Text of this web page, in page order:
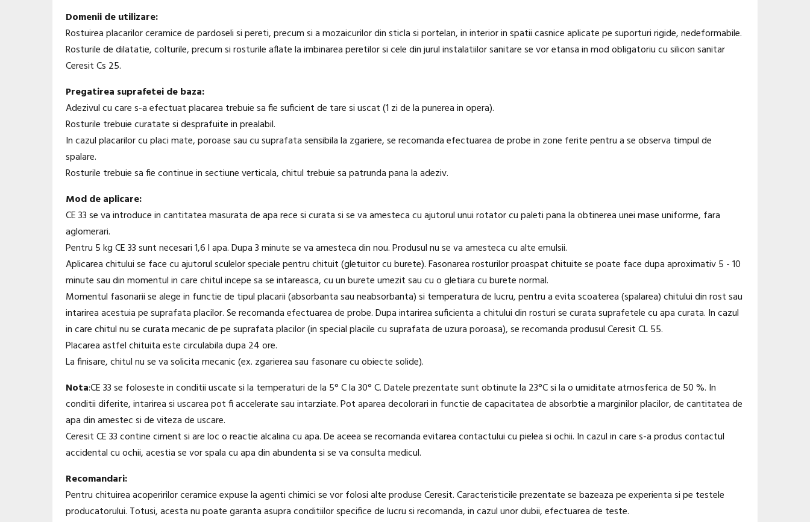
Domenii de utilizare:
Rostuirea placarilor ceramice de pardoseli si pereti, precum si a mozaicurilor din sticla si portelan, in interior in spatii casnice aplicate pe suporturi rigide, nedeformabile.
Rosturile de dilatatie, colturile, precum si rosturile aflate la imbinarea peretilor si cele din jurul instalatiilor sanitare se vor etansa in mod obligatoriu cu silicon sanitar
Ceresit Cs 25.
Pregatirea suprafetei de baza:
Adezivul cu care s-a efectuat placarea trebuie sa fie suficient de tare si uscat (1 zi de la punerea in opera).
Rosturile trebuie curatate si desprafuite in prealabil.
In cazul placarilor cu placi mate, poroase sau cu suprafata sensibila la zgariere, se recomanda efectuarea de probe in zone ferite pentru a se observa timpul de
spalare.
Rosturile trebuie sa fie continue in sectiune verticala, chitul trebuie sa patrunda pana la adeziv.
Mod de aplicare:
CE 33 se va introduce in cantitatea masurata de apa rece si curata si se va amesteca cu ajutorul unui rotator cu paleti pana la obtinerea unei mase uniforme, fara
aglomerari.
Pentru 5 kg CE 33 sunt necesari 1,6 l apa. Dupa 3 minute se va amesteca din nou. Produsul nu se va amesteca cu alte emulsii.
Aplicarea chitului se face cu ajutorul sculelor speciale pentru chituit (gletuitor cu burete). Fasonarea rosturilor proaspat chituite se poate face dupa aproximativ 5 - 10
minute sau din momentul in care chitul incepe sa se intareasca, cu un burete umezit sau cu o gletiara cu burete normal.
Momentul fasonarii se alege in functie de tipul placarii (absorbanta sau neabsorbanta) si temperatura de lucru, pentru a evita scoaterea (spalarea) chitului din rost sau
intarirea acestuia pe suprafata placilor. Se recomanda efectuarea de probe. Dupa intarirea suficienta a chitului din rosturi se curata suprafetele cu apa curata. In cazul
in care chitul nu se curata mecanic de pe suprafata placilor (in special placile cu suprafata de uzura poroasa), se recomanda produsul Ceresit CL 55.
Placarea astfel chituita este circulabila dupa 24 ore.
La finisare, chitul nu se va solicita mecanic (ex. zgarierea sau fasonare cu obiecte solide).
Nota:CE 33 se foloseste in conditii uscate si la temperaturi de la 5° C la 30° C. Datele prezentate sunt obtinute la 23°C si la o umiditate atmosferica de 50 %. In
conditii diferite, intarirea si uscarea pot fi accelerate sau intarziate. Pot aparea decolorari in functie de capacitatea de absorbtie a marginilor placilor, de cantitatea de
apa din amestec si de viteza de uscare.
Ceresit CE 33 contine ciment si are loc o reactie alcalina cu apa. De aceea se recomanda evitarea contactului cu pielea si ochii. In cazul in care s-a produs contactul
accidental cu ochii, acestia se vor spala cu apa din abundenta si se va consulta medicul.
Recomandari:
Pentru chituirea acoperirilor ceramice expuse la agenti chimici se vor folosi alte produse Ceresit. Caracteristicile prezentate se bazeaza pe experienta si pe testele
producatorului. Totusi, acesta nu poate garanta asupra conditiilor specifice de lucru si recomanda, in cazul unor dubii, efectuarea de teste.